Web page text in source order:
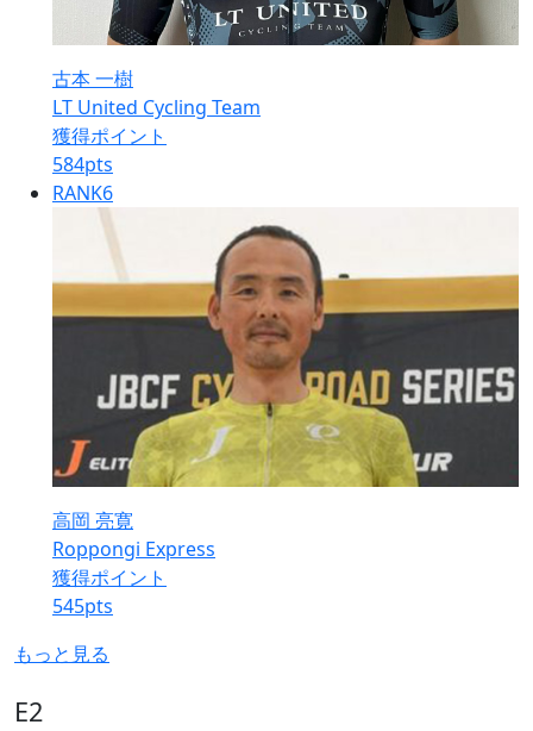
古本 一樹
LT United Cycling Team
獲得ポイント
584pts
RANK6
高岡 亮寛
Roppongi Express
獲得ポイント
545pts
もっと見る
E2